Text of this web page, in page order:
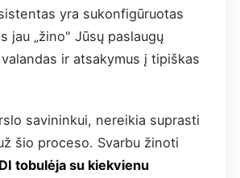
yra sukonfigūruotas
jau „žino" Jūsų paslaugų
ir atsakymus į tipiškas
savininkui, nereikia suprasti
šio proceso. Svarbu žinoti
DI tobulėja su kiekvienu